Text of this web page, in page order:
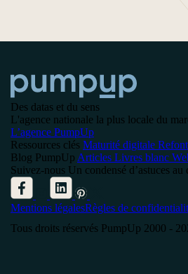
Des datas et du sens
L'agence nationale la plus locale du
L’agence PumpUp
Ressources clés Maturité digitale
Blog PumpUp Articles Livres blanc
Suivez-nous Un condensé d’astuces au
Mentions légalesRègles de
Tous droits réservés PumpUp 2000 -